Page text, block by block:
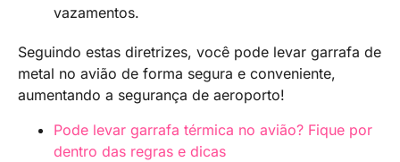
vazamentos.
Seguindo estas diretrizes, você pode levar garrafa de
metal no avião de forma segura e conveniente,
aumentando a segurança de aeroporto!
Pode levar garrafa térmica no avião? Fique por
dentro das regras e dicas